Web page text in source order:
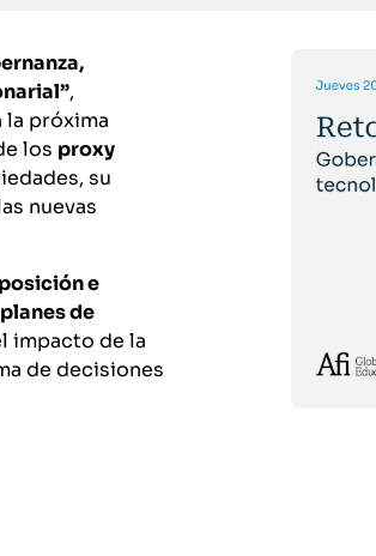
,
la próxima
los proxy
su
nuevas
e
de
impacto de la
de decisiones